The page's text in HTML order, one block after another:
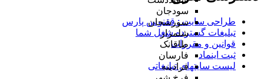
سودجان
سورشجان
شلمزار
طاقانک
فارسان
فرادبنه
طراحی سایت :‌ ققنوس پارس
تبلیغات گسترده شغل شما
قوانین و مقررات
ثبت اینماد
لیست سایتهای تبلیغاتی